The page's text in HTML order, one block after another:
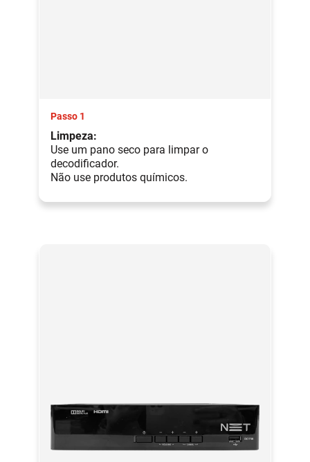
Passo 1
Limpeza:
Use um pano seco para limpar o
decodificador.
Não use produtos químicos.